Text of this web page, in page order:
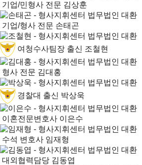
기업/민형사 전문 김상훈
기업/형사 전문 손태곤
여청수사팀장 출신 조철현
형사 전문 김대홍
경찰대 출신 박상욱
이혼전문변호사 이은수
수석 변호사 임재형
대외협력담당 김동엽